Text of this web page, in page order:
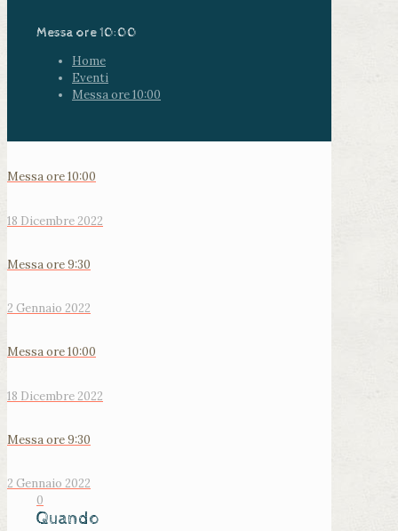
Messa ore 10:00
Home
Eventi
Messa ore 10:00
Messa ore 10:00
18 Dicembre 2022
Messa ore 9:30
2 Gennaio 2022
Messa ore 10:00
18 Dicembre 2022
Messa ore 9:30
2 Gennaio 2022
0
Quando